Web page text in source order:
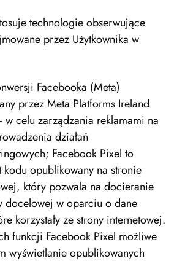
technologie obserwujące
przez Użytkownika w
Facebooka (Meta)
przez Meta Platforms Ireland
w celu zarządzania reklamami na
działań
Facebook Pixel to
kodu opublikowany na stronie
który pozwala na docieranie
docelowej w oparciu o dane
korzystały ze strony internetowej.
funkcji Facebook Pixel możliwe
wyświetlanie opublikowanych